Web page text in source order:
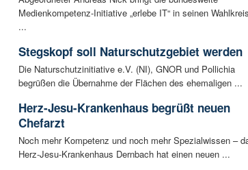
Medienkompetenz-Initiative „erlebe IT“ in seinen
...
Stegskopf soll Naturschutzgebiet werden
Die Naturschutzinitiative e.V. (NI), GNOR und Pollichia
begrüßen die Übernahme der Flächen des ehemaligen ...
Herz-Jesu-Krankenhaus begrüßt neuen
Chefarzt
Noch mehr Kompetenz und noch mehr Spezialwissen –
Herz-Jesu-Krankenhaus Dernbach hat einen neuen ...